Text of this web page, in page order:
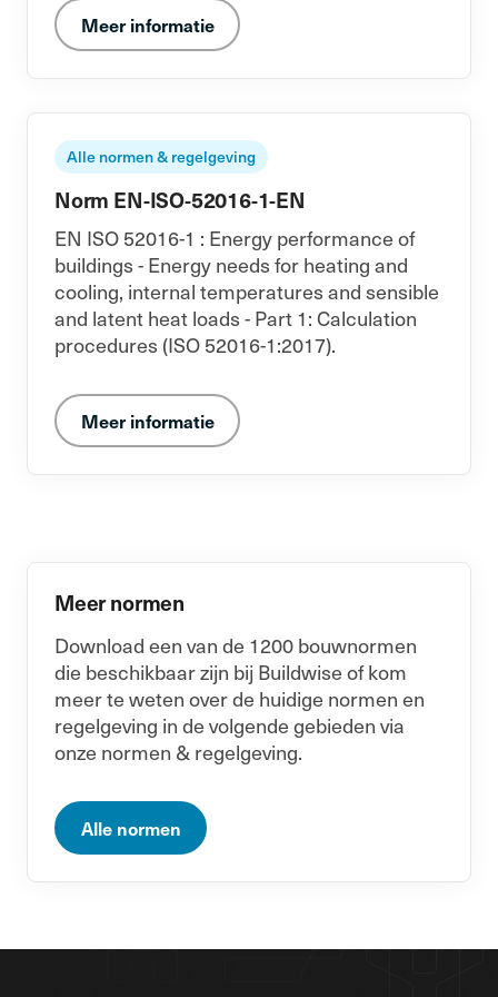
Meer informatie
Alle normen & regelgeving
Norm EN-ISO-52016-1-EN
EN ISO 52016-1 : Energy performance of
buildings - Energy needs for heating and
cooling, internal temperatures and sensible
and latent heat loads - Part 1: Calculation
procedures (ISO 52016-1:2017).
Meer informatie
Meer normen
Download een van de 1200 bouwnormen
die beschikbaar zijn bij Buildwise of kom
meer te weten over de huidige normen en
regelgeving in de volgende gebieden via
onze normen & regelgeving.
Alle normen